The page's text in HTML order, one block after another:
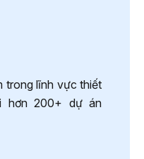
trong lĩnh vực thiết
hơn 200+ dự án